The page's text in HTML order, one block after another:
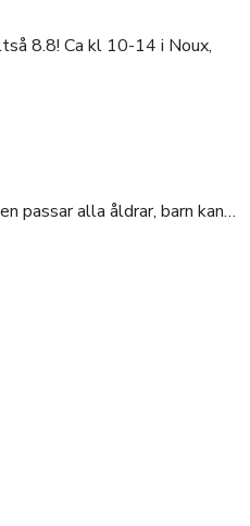
8.8! Ca kl 10-14 i Noux,
passar alla åldrar, barn kan…